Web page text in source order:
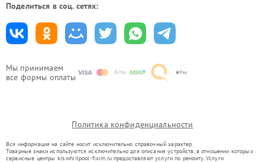
Мы принимаем
все формы оплаты
Поделиться в соц. сетях:
Политика конфиденциальности
Вся информация на сайте носит исключительно справочный характер.
Товарные знаки используются исключительно для описания устройств, в отношении которых
сервисные центры krs.whirlpool-fixim.ru предоставляют услуги по ремонту. Услуги